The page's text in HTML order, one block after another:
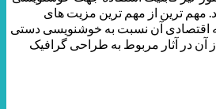
مهم ترین از مهم ترین مزیت های
اقتصادی آن نسبت به خوشنویسی دستی
آن در آثار مربوط به طراحی گرافیک